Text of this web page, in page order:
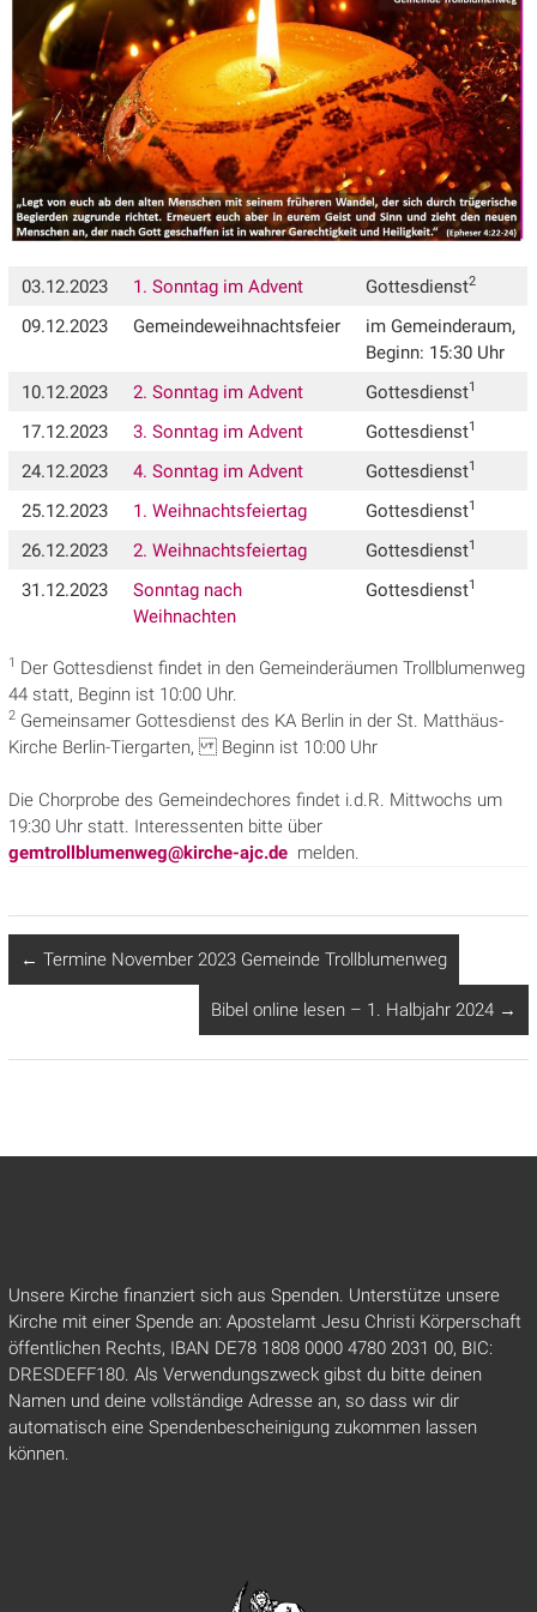
03.12.2023 1. Sonntag im Advent Gottesdienst2
09.12.2023 Gemeindeweihnachtsfeier
im Gemeinderaum,
Beginn: 15:30 Uhr
10.12.2023
2. Sonntag im Advent Gottesdienst1
17.12.2023 3. Sonntag im Advent Gottesdienst1
24.12.2023 4. Sonntag im Advent Gottesdienst1
25.12.2023 1. Weihnachtsfeiertag Gottesdienst1
26.12.2023 2. Weihnachtsfeiertag Gottesdienst1
31.12.2023
Sonntag nach
Weihnachten
Gottesdienst1
1 Der Gottesdienst findet in den Gemeinderäumen Trollblumenweg
44 statt, Beginn ist 10:00 Uhr.
2Gemeinsamer Gottesdienst des KA Berlin in der St. Matthäus-
Kirche Berlin-Tiergarten, Beginn ist 10:00 Uhr
Die Chorprobe des Gemeindechores findet i.d.R. Mittwochs um
19:30 Uhr statt. Interessenten bitte über
gemtrollblumenweg@kirche-ajc.de melden.
← Termine November 2023 Gemeinde Trollblumenweg
Bibel online lesen – 1. Halbjahr 2024 →
Unsere Kirche finanziert sich aus Spenden. Unterstütze unsere
Kirche mit einer Spende an: Apostelamt Jesu Christi Körperschaft
öffentlichen Rechts, IBAN DE78 1808 0000 4780 2031 00, BIC:
DRESDEFF180. Als Verwendungszweck gibst du bitte deinen
Namen und deine vollständige Adresse an, so dass wir dir
automatisch eine Spendenbescheinigung zukommen lassen
können.